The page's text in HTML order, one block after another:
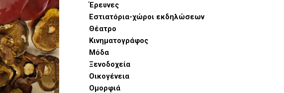
Έρευνες
Εστιατόρια-χώροι εκδηλώσεων
Θέατρο
Κινηματογράφος
Μόδα
Ξενοδοχεία
Οικογένεια
Ομορφιά